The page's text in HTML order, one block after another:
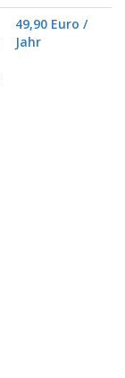
49,90 Euro /
Jahr